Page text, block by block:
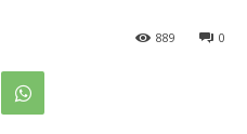
0
889